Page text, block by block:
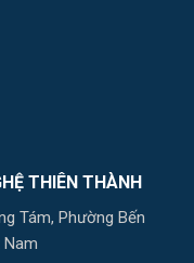
THIÊN THÀNH
Tám, Phường Bến
Nam